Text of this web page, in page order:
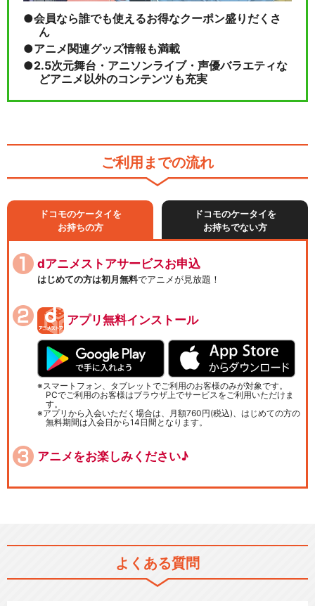
会員なら誰でも使えるお得なクーポン盛りだくさ
ん
アニメ関連グッズ情報も満載
2.5次元舞台・アニソンライブ・声優バラエティな
どアニメ以外のコンテンツも充実
ご利用までの流れ
ドコモのケータイを
お持ちの方
ドコモのケータイを
お持ちでない方
dアニメストアサービスお申込
はじめての方は初月無料でアニメが見放題！
アプリ無料インストール
スマートフォン、タブレットでご利用のお客様のみが対象です。
PCでご利用のお客様はブラウザ上でサービスをご利用いただけま
す。
アプリから入会いただく場合は、月額760円(税込)、はじめての方の
無料期間は入会日から14日間となります。
アニメをお楽しみください♪
よくある質問